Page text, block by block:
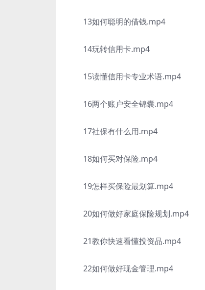
13如何聪明的借钱.mp4
14玩转信用卡.mp4
15读懂信用卡专业术语.mp4
16两个账户安全锦囊.mp4
17社保有什么用.mp4
18如何买对保险.mp4
19怎样买保险最划算.mp4
20如何做好家庭保险规划.mp4
21教你快速看懂投资品.mp4
22如何做好现金管理.mp4